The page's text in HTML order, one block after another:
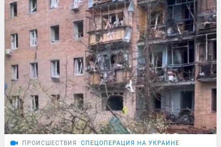
ПРОИСШЕСТВИЯ СПЕЦОПЕРАЦИЯ НА УКРАИНЕ